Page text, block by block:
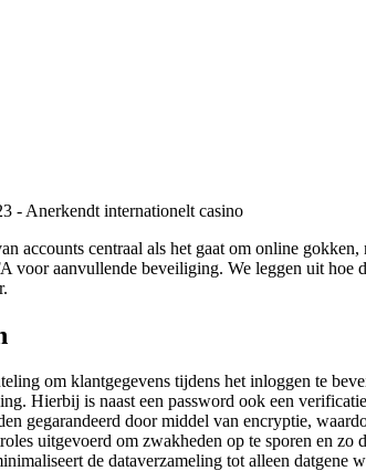
accounts centraal als het gaat om online
voor aanvullende beveiliging. We leggen uit
om klantgegevens tijdens het inloggen te
Hierbij is naast een password ook een
gegarandeerd door middel van encryptie,
uitgevoerd om zwakheden op te sporen en
de dataverzameling tot alleen